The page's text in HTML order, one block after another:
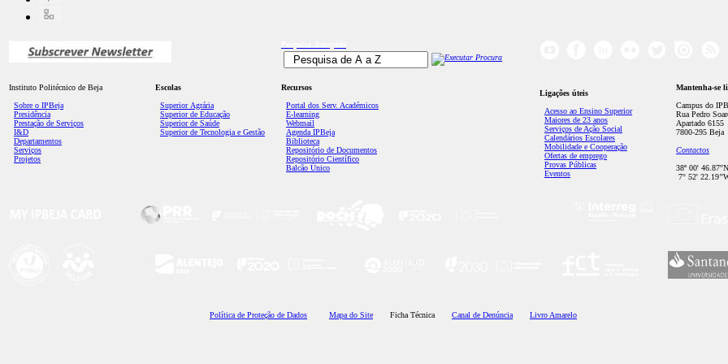
Instituto Politécnico de Beja
Sobre o IPBeja
Presidência
Prestação de Serviços
I&D
Departamentos
Serviços
Projetos
Escolas
Superior Agrária
Superior de Educação
Superior de Saúde
Superior de Tecnologia e Gestão
Recursos
Portal dos Serv. Académicos
E-learning
Webmail
Agenda IPBeja
Biblioteca
Repositório de Documentos
Repositório Científico
Balcão Único
Ligações úteis
Acesso ao Ensino Superior
Maiores de 23 anos
Serviços de Ação Social
Calendários Escolares
Mobilidade e Cooperação
Ofertas de emprego
Provas Públicas
Eventos
Mantenha-se
Campus do
Rua Pedro
Apartado 6155
7800-295 Beja
Contactos
38º 00' 46.87''N
7° 52'
Política de Proteção de Dados Mapa do Site Ficha Técnica Canal de Denúncia Livro Amarelo